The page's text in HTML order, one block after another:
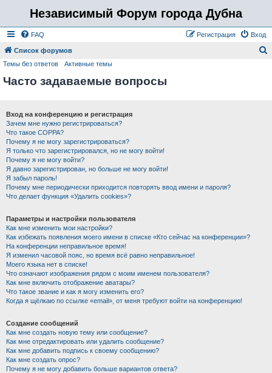
Независимый Форум города Дубна
FAQ Вход
Регистрация
Список форумов
Темы без ответов Активные темы
Часто задаваемые вопросы
Вход на конференцию и регистрация
Зачем мне нужно регистрироваться?
Что такое COPPA?
Почему я не могу зарегистрироваться?
Я только что зарегистрировался, но не могу войти!
Почему я не могу войти?
Я давно зарегистрирован, но больше не могу войти!
Я забыл пароль!
Почему мне периодически приходится повторять ввод имени и пароля?
Что делает функция «Удалить cookies»?
Параметры и настройки пользователя
Как мне изменить мои настройки?
Как избежать появления моего имени в списке «Кто сейчас на конференции»?
На конференции неправильное время!
Я изменил часовой пояс, но время всё равно неправильное!
Моего языка нет в списке!
Что означают изображения рядом с моим именем пользователя?
Как мне включить отображение аватары?
Что такое звание и как я могу изменить его?
Когда я щёлкаю по ссылке «email», от меня требуют войти на конференцию!
Создание сообщений
Как мне создать новую тему или сообщение?
Как мне отредактировать или удалить сообщение?
Как мне добавить подпись к своему сообщению?
Как мне создать опрос?
Почему я не могу добавить больше вариантов ответа?